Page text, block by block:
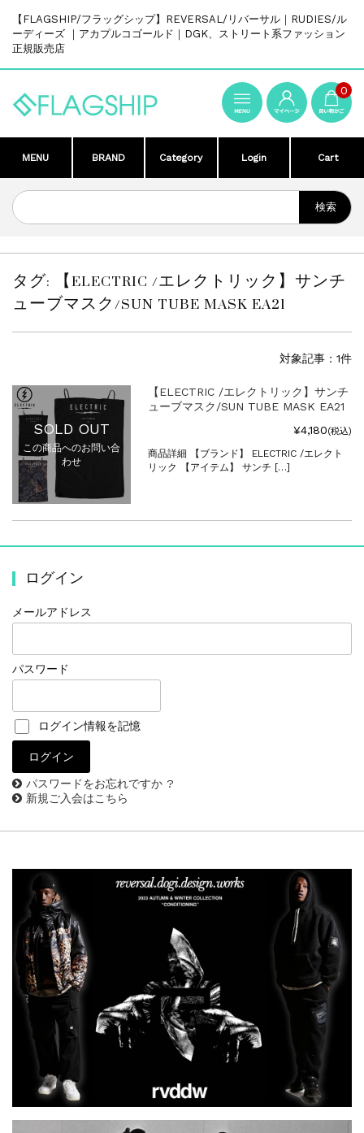
【FLAGSHIP/フラッグシップ】REVERSAL/リバーサル｜RUDIES/ル
ーディーズ ｜アカプルコゴールド｜DGK、ストリート系ファッション
正規販売店
0
MENU BRAND Category Login Cart
タグ: 【ELECTRIC /エレクトリック】サンチ
ューブマスク/SUN TUBE MASK EA21
対象記事：1件
SOLD OUT
この商品へのお問い合
わせ
【ELECTRIC /エレクトリック】サンチ
ューブマスク/SUN TUBE MASK EA21
¥4,180(税込)
商品詳細 【ブランド】 ELECTRIC /エレクト
リック 【アイテム】 サンチ […]
ログイン
メールアドレス
パスワード
ログイン情報を記憶
パスワードをお忘れですか ?
新規ご入会はこちら